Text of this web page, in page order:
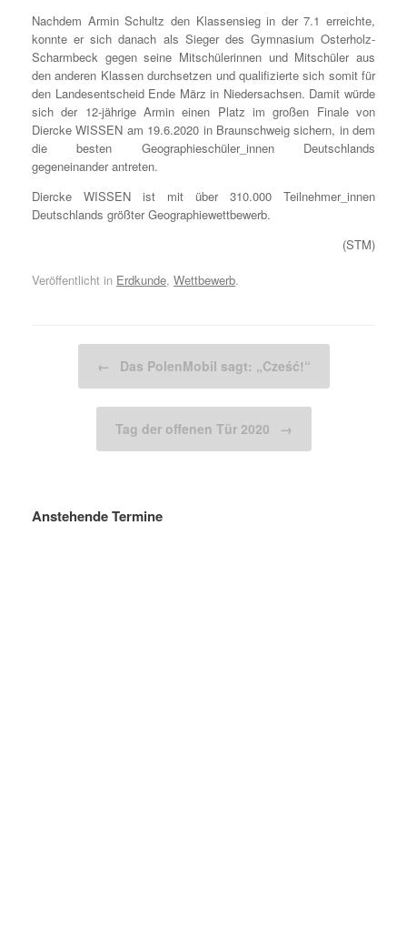
Nachdem Armin Schultz den Klassensieg in der 7.1 erreichte,
konnte er sich danach als Sieger des Gymnasium Osterholz-
Scharmbeck gegen seine Mitschülerinnen und Mitschüler aus
den anderen Klassen durchsetzen und qualifizierte sich somit für
den Landesentscheid Ende März in Niedersachsen. Damit würde
sich der 12-jährige Armin einen Platz im großen Finale von
Diercke WISSEN am 19.6.2020 in Braunschweig sichern, in dem
die besten Geographieschüler_innen Deutschlands
gegeneinander antreten.
Diercke WISSEN ist mit über 310.000 Teilnehmer_innen
Deutschlands größter Geographiewettbewerb.
(STM)
Veröffentlicht in Erdkunde, Wettbewerb.
← Das PolenMobil sagt: „Cześć!“
Tag der offenen Tür 2020 →
Anstehende Termine